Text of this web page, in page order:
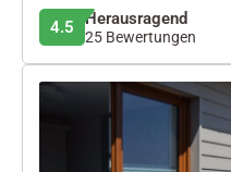
4.5 Herausragend
25 Bewertungen